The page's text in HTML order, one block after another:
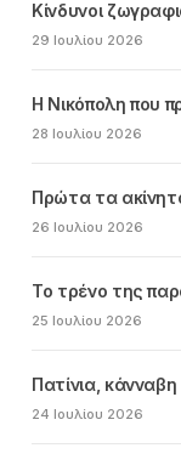
Κίνδυνοι
29 Ιουλίου 2026
Η Νικόπολη που
28 Ιουλίου 2026
Πρώτα τα
26 Ιουλίου 2026
Το τρένο της
25 Ιουλίου 2026
Πατίνια, κάνναβη
24 Ιουλίου 2026